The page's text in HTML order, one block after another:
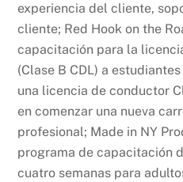
experiencia del cliente,
cliente; Red Hook on the
capacitación para la
(Clase B CDL) a
una licencia de conductor
en comenzar una nueva
profesional; Made in NY
programa de capacitación
cuatro semanas para